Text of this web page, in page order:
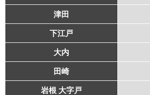
津田
下江戸
大内
田崎
岩根 大字戸